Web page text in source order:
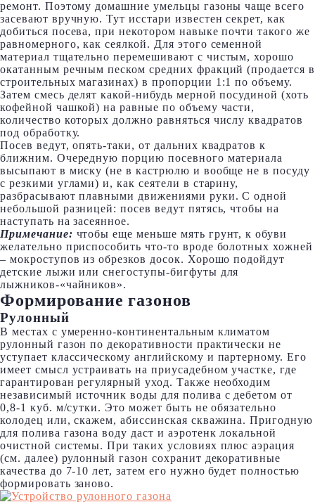
ремонт. Поэтому домашние умельцы газоны чаще всего
засевают вручную. Тут исстари известен секрет, как
добиться посева, при некотором навыке почти такого же
равномерного, как сеялкой. Для этого семенной
материал тщательно перемешивают с чистым, хорошо
окатанным речным песком средних фракций (продается в
строительных магазинах) в пропорции 1:1 по объему.
Затем смесь делят какой-нибудь мерной посудиной (хоть
кофейной чашкой) на равные по объему части,
количество которых должно равняться числу квадратов
под обработку.
Посев ведут, опять-таки, от дальних квадратов к
ближним. Очередную порцию посевного материала
высыпают в миску (не в кастрюлю и вообще не в посуду
с резкими углами) и, как сеятели в старину,
разбрасывают плавными движениями руки. С одной
небольшой разницей: посев ведут пятясь, чтобы на
наступать на засеянное.
Примечание: чтобы еще меньше мять грунт, к обуви
желательно приспособить что-то вроде болотных хожней
– мокроступов из обрезков досок. Хорошо подойдут
детские лыжи или снегоступы-бигфуты для
лыжников-«чайников».
Формирование газонов
Рулонный
В местах с умеренно-континентальным климатом
рулонный газон по декоративности практически не
уступает классическому английскому и партерному. Его
имеет смысл устраивать на приусадебном участке, где
гарантирован регулярный уход. Также необходим
независимый источник воды для полива с дебетом от
0,8-1 куб. м/сутки. Это может быть не обязательно
колодец или, скажем, абиссинская скважина. Пригодную
для полива газона воду даст и аэротенк локальной
очистной системы. При таких условиях плюс аэрация
(см. далее) рулонный газон сохранит декоративные
качества до 7-10 лет, затем его нужно будет полностью
формировать заново.